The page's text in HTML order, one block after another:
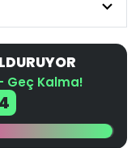
Geç Kalma!